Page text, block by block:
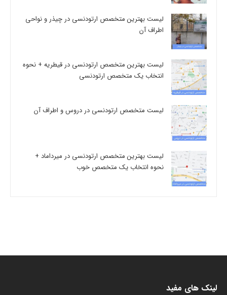
لیست بهترین متخصص ارتودنسی در چیذر و نواحی
اطراف آن
لیست بهترین متخصص ارتودنسی در قیطریه + نحوه
انتخاب یک متخصص ارتودنسی
لیست متخصص ارتودنسی در دروس و اطراف آن
لیست بهترین متخصص ارتودنسی در میرداماد +
نحوه انتخاب یک متخصص خوب
لینک های مفید